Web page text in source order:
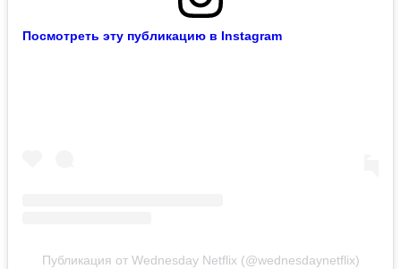
Посмотреть эту публикацию в Instagram
Публикация от Wednesday Netflix (@wednesdaynetflix)